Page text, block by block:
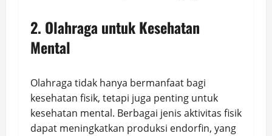
2. Olahraga untuk Kesehatan
Mental
Olahraga tidak hanya bermanfaat bagi
kesehatan fisik, tetapi juga penting untuk
kesehatan mental. Berbagai jenis aktivitas fisik
dapat meningkatkan produksi endorfin, yang